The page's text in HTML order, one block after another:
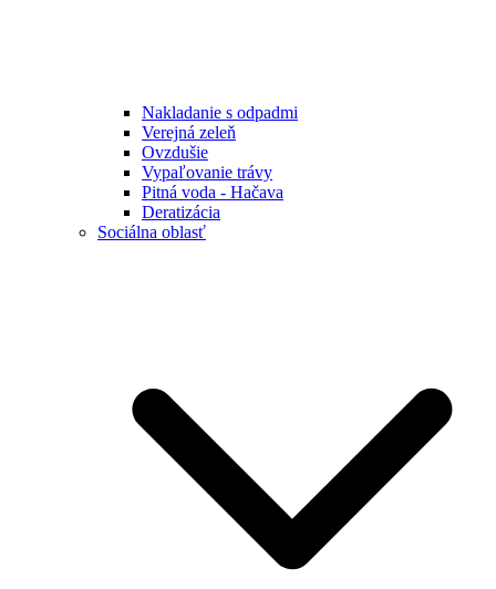
Nakladanie s odpadmi
Verejná zeleň
Ovzdušie
Vypaľovanie trávy
Pitná voda - Hačava
Deratizácia
Sociálna oblasť